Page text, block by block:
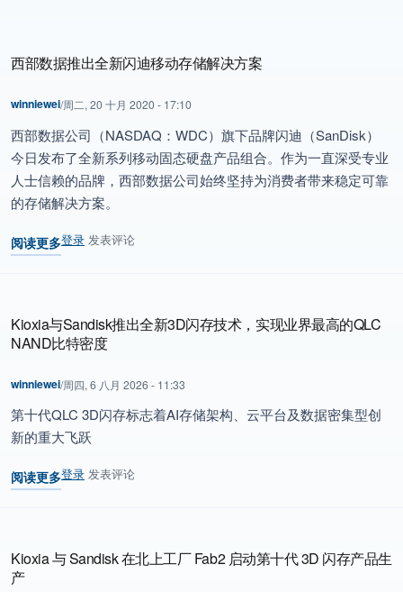
西部数据推出全新闪迪移动存储解决方案
winniewei/周二, 20 十月 2020 - 17:10
西部数据公司（NASDAQ：WDC）旗下品牌闪迪（SanDisk）
今日发布了全新系列移动固态硬盘产品组合。作为一直深受专业
人士信赖的品牌，西部数据公司始终坚持为消费者带来稳定可靠
的存储解决方案。
阅读更多
关于 西部数据推出全新闪迪移动存储解决方案
登录 发表评论
Kioxia与Sandisk推出全新3D闪存技术，实现业界最高的QLC
NAND比特密度
winniewei/周四, 6 八月 2026 - 11:33
第十代QLC 3D闪存标志着AI存储架构、云平台及数据密集型创
新的重大飞跃
阅读更多
关于 Kioxia与Sandisk推出全新3D闪存技术，实现业界最高的QLC
登录 发表评论
Kioxia 与 Sandisk 在北上工厂 Fab2 启动第十代 3D 闪存产品生
产